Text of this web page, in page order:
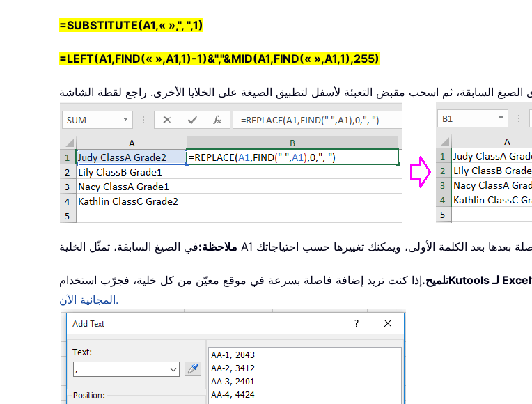
=SUBSTITUTE(A1,« »,", ",1)
=LEFT(A1,FIND(« »,A1,1)-1)&","&MID(A1,FIND(« »,A1,1),255)
ملاحظة:
تلميح.إذا كنت تريد إضافة فاصلة بسرعة في موقع معيّن من كل خلية، فجرّب استخدام Kutools لـ Excel
المجانية الآن.